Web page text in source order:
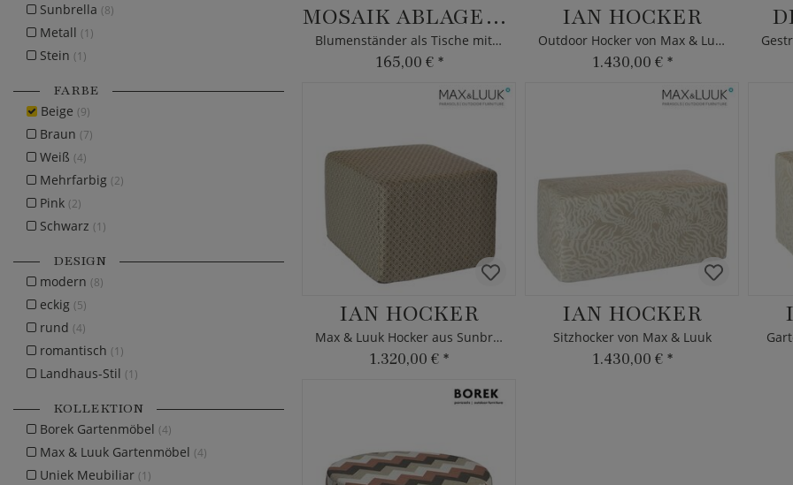
MOSAIK ABLAGETISCHE
Blumenständer als Tische mit Mosaik
165,00 € *
IAN HOCKER
Outdoor Hocker von Max & Luuk
1.430,00 € *
IAN HOCKER
Max & Luuk Hocker aus Sunbrella
1.320,00 € *
IAN HOCKER
Sitzhocker von Max & Luuk
1.430,00 € *
Sunbrella (8)
Metall (1)
Stein (1)
FARBE
Beige (9)
Braun (7)
Weiß (4)
Mehrfarbig (2)
Pink (2)
Schwarz (1)
DESIGN
modern (8)
eckig (5)
rund (4)
romantisch (1)
Landhaus-Stil (1)
KOLLEKTION
Borek Gartenmöbel (4)
Max & Luuk Gartenmöbel (4)
Uniek Meubiliar (1)